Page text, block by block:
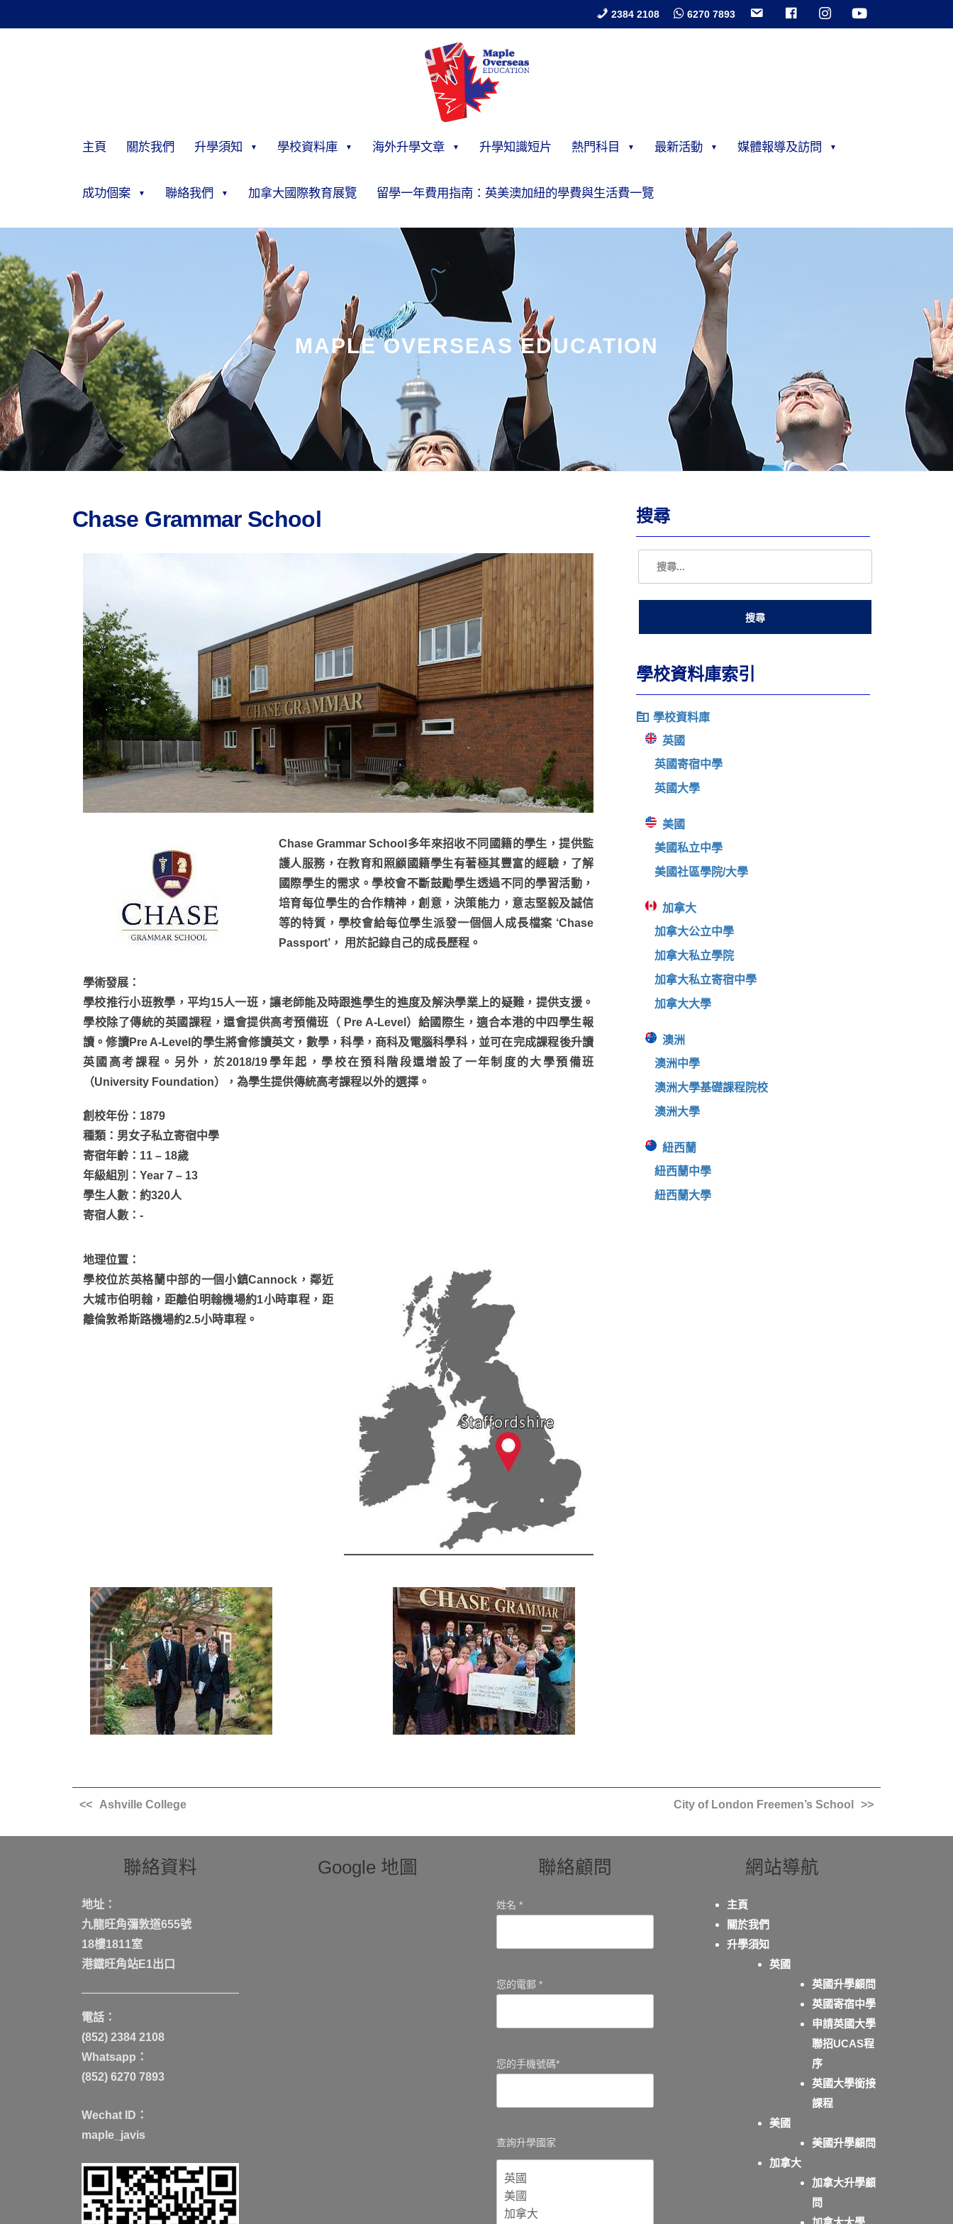
2384 2108 6270 7893
主頁 關於我們 升學須知 學校資料庫 海外升學文章 升學知識短片 熱門科目 最新活動 媒體報導及訪問
成功個案 聯絡我們 加拿大國際教育展覽 留學一年費用指南：英美澳加紐的學費與生活費一覽
MAPLE OVERSEAS EDUCATION
Chase Grammar School
Chase Grammar School多年來招收不同國籍的學生，提供監
護人服務，在教育和照顧國籍學生有著極其豐富的經驗，了解
國際學生的需求。學校會不斷鼓勵學生透過不同的學習活動，
培育每位學生的合作精神，創意，決策能力，意志堅毅及誠信
等的特質，學校會給每位學生派發一個個人成長檔案 ‘Chase
Passport’， 用於記錄自己的成長歷程。
學術發展 ：
學校推行小班教學，平均15人一班，讓老師能及時跟進學生的進度及解決學業上的疑難，提供支援。
學校除了傳統的英國課程，還會提供高考預備班（ Pre A-Level）給國際生，適合本港的中四學生報
讀。修讀Pre A-Level的學生將會修讀英文，數學，科學，商科及電腦科學科，並可在完成課程後升讀
英國高考課程。另外，於2018/19學年起，學校在預科階段還增設了一年制度的大學預備班
（University Foundation），為學生提供傳統高考課程以外的選擇。
創校年份：1879
種類：男女子私立寄宿中學
寄宿年齡：11 – 18歲
年級組別：Year 7 – 13
學生人數：約320人
寄宿人數：-
地理位置 ：
學校位於英格蘭中部的一個小鎮Cannock，鄰近
大城市伯明翰，距離伯明翰機場約1小時車程，距
離倫敦希斯路機場約2.5小時車程。
搜尋
學校資料庫索引
學校資料庫
英國
英國寄宿中學
英國大學
美國
美國私立中學
美國社區學院/大學
加拿大
加拿大公立中學
加拿大私立學院
加拿大私立寄宿中學
加拿大大學
澳洲
澳洲中學
澳洲大學基礎課程院校
澳洲大學
紐西蘭
紐西蘭中學
紐西蘭大學
Ashville College City of London Freemen’s School
聯絡資料
地址：
九龍旺角彌敦道655號
18樓1811室
港鐡旺角站E1出口
電話：
(852) 2384 2108
Whatsapp：
(852) 6270 7893
Wechat ID：
maple_javis
Google 地圖 聯絡顧問
姓名 *
您的電郵 *
您的手機號碼*
查詢升學國家
網站導航
主頁
關於我們
升學須知
英國
英國升學顧問
英國寄宿中學
申請英國大學
聯招UCAS程
序
英國大學銜接
課程
美國
美國升學顧問
加拿大
加拿大升學顧
問